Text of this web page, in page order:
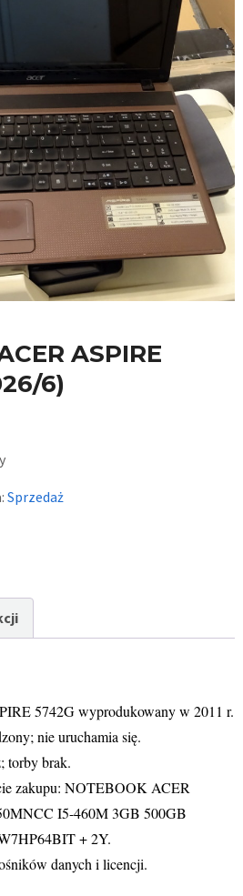
ASPIRE
6)
Sprzedaż
5742G wyprodukowany w 2011 r.
nie uruchamia się.
torby brak.
zakupu: NOTEBOOK ACER
I5-460M 3GB 500GB
+ 2Y.
danych i licencji.